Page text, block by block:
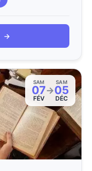
→
SAM
07
FÉV
→
SAM
05
DÉC